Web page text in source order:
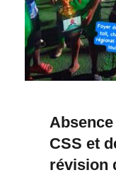
CSS et
révision